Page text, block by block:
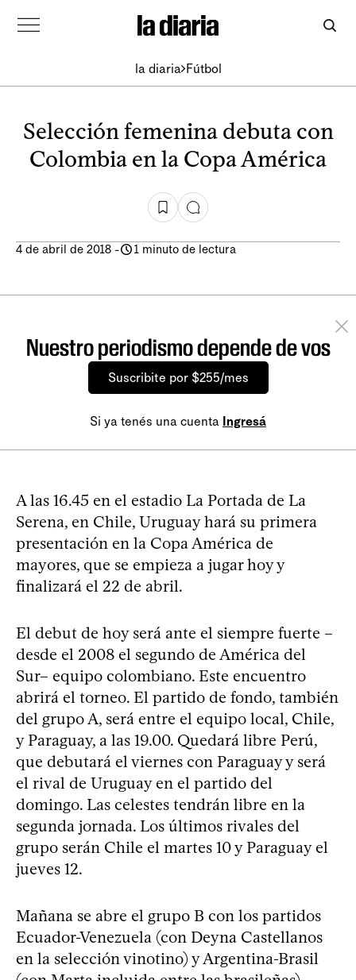
la diaria Fútbol
Selección femenina debuta con
Colombia en la Copa América
4 de abril de 2018 - 1 minuto de lectura
Nuestro periodismo depende de vos
Suscribite por $255/mes
Si ya tenés una cuenta Ingresá
A las 16.45 en el estadio La Portada de La
Serena, en Chile, Uruguay hará su primera
presentación en la Copa América de
mayores, que se empieza a jugar hoy y
finalizará el 22 de abril.
El debut de hoy será ante el siempre fuerte –
desde el 2008 el segundo de América del
Sur– equipo colombiano. Este encuentro
abrirá el torneo. El partido de fondo, también
del grupo A, será entre el equipo local, Chile,
y Paraguay, a las 19.00. Quedará libre Perú,
que debutará el viernes con Paraguay y será
el rival de Uruguay en el partido del
domingo. Las celestes tendrán libre en la
segunda jornada. Los últimos rivales del
grupo serán Chile el martes 10 y Paraguay el
jueves 12.
Mañana se abre el grupo B con los partidos
Ecuador-Venezuela (con Deyna Castellanos
en la selección vinotino) y Argentina-Brasil